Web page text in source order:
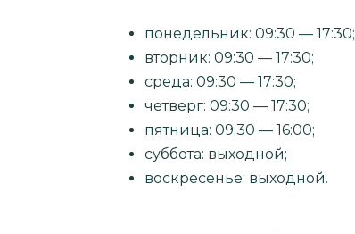
понедельник: 09:30 — 17:30;
вторник: 09:30 — 17:30;
среда: 09:30 — 17:30;
четверг: 09:30 — 17:30;
пятница: 09:30 — 16:00;
суббота: выходной;
воскресенье: выходной.